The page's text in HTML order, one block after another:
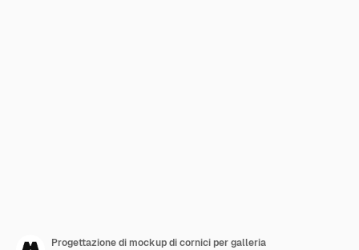
Progettazione di mockup di cornici per galleria